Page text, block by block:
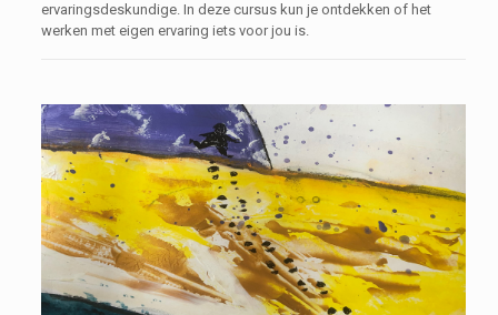
ervaringsdeskundige. In deze cursus kun je ontdekken of het
werken met eigen ervaring iets voor jou is.